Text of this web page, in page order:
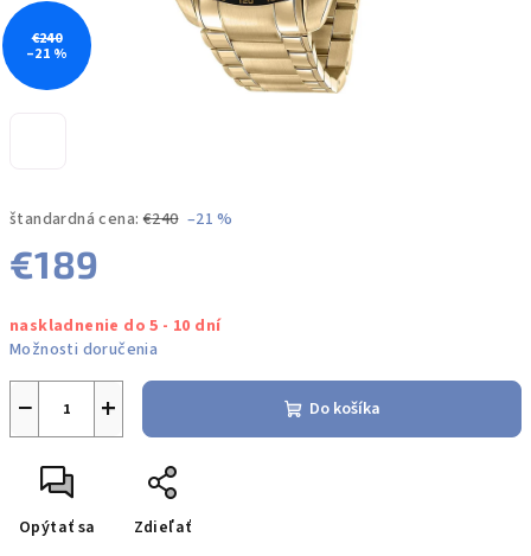
štandardná cena: €240 –21 %
€189
cena:
naskladnenie do 5 - 10 dní
Možnosti doručenia
+
− Do košíka
Opýtať sa Zdieľať
€240
–21 %